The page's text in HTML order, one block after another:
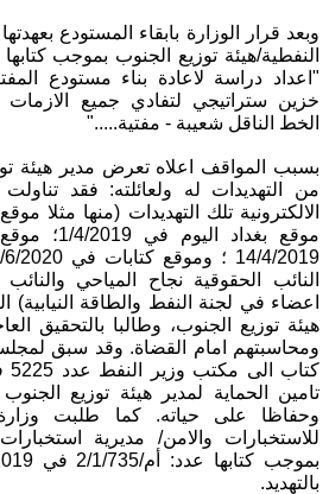
وبعد قرار الوزارة بابقاء المستودع
"اعداد دراسة لاعادة بناء مستودع
خزين ستراتيجي لتفادي جميع الازمات
الخط الناقل شعيبة - مفتية....."
بسبب المواقف اعلاه تعرض مدير هيئة
من التهديدات له ولعائلته: فقد تناولت
موقع بغداد
النائب الحقوقية نجاح المياحي
اعضاء في لجنة النفط والطاقة النيابية)
هيئة توزيع الجنوب، وطالبا بالتحقيق
ومحاسبتهم امام القضاة. وقد سبق
تامين الحماية لمدير هيئة توزيع
وحفاظا على حياته. كما طلبت وزارة
للاستخبارات والامن/ مديرية
بالتهديد.